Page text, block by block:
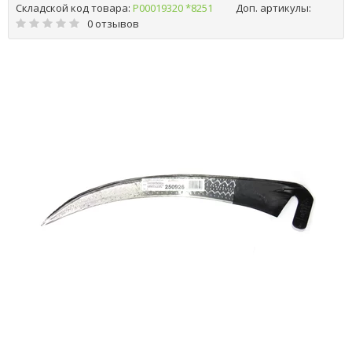
Складской код товара: Р00019320 *8251
Доп. артикулы:
0 отзывов